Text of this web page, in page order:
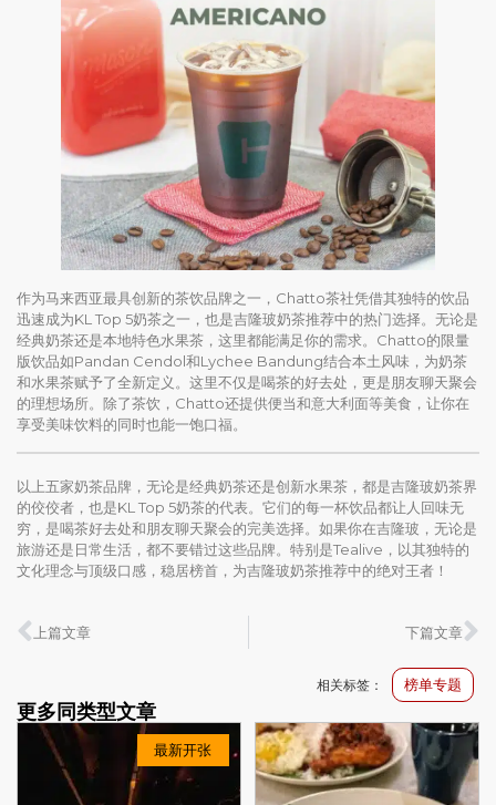
作为马来西亚最具创新的茶饮品牌之一，Chatto茶社凭借其独特的饮品
迅速成为KL Top 5奶茶之一，也是吉隆玻奶茶推荐中的热门选择。无论是
经典奶茶还是本地特色水果茶，这里都能满足你的需求。Chatto的限量
版饮品如Pandan Cendol和Lychee Bandung结合本土风味，为奶茶
和水果茶赋予了全新定义。这里不仅是喝茶的好去处，更是朋友聊天聚会
的理想场所。除了茶饮，Chatto还提供便当和意大利面等美食，让你在
享受美味饮料的同时也能一饱口福。
以上五家奶茶品牌，无论是经典奶茶还是创新水果茶，都是吉隆玻奶茶界
的佼佼者，也是KL Top 5奶茶的代表。它们的每一杯饮品都让人回味无
穷，是喝茶好去处和朋友聊天聚会的完美选择。如果你在吉隆玻，无论是
旅游还是日常生活，都不要错过这些品牌。特别是Tealive，以其独特的
文化理念与顶级口感，稳居榜首，为吉隆玻奶茶推荐中的绝对王者！
上篇文章 下篇文章
最新开张
相关标签： 榜单专题
更多同类型文章